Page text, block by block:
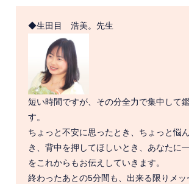
◆生田目 浩美。先生
短い時間ですが、その分全力で集中して
す。
ちょっと不安に思ったとき、ちょっと悩
き、背中を押してほしいとき、あなたに
をこれからもお伝えしていきます。
終わったあとの5分間も、出来る限りメ